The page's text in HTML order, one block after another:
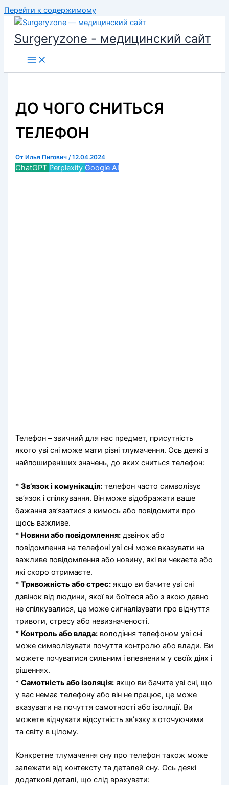
Перейти к содержимому
Surgeryzone - медицинский сайт
ДО ЧОГО СНИТЬСЯ
ТЕЛЕФОН
От Илья Пигович/12.04.2024
ChatGPT Perplexity Google AI
Телефон – звичний для нас предмет, присутність
якого уві сні може мати різні тлумачення. Ось деякі з
найпоширеніших значень, до яких сниться телефон:
*Зв’язок і комунікація: телефон часто символізує
зв’язок і спілкування. Він може відображати ваше
бажання зв’язатися з кимось або повідомити про
щось важливе.
* Новини або повідомлення: дзвінок або
повідомлення на телефоні уві сні може вказувати на
важливе повідомлення або новину, які ви чекаєте або
які скоро отримаєте.
*Тривожність або стрес: якщо ви бачите уві сні
дзвінок від людини, якої ви боїтеся або з якою давно
не спілкувалися, це може сигналізувати про відчуття
тривоги, стресу або невизначеності.
* Контроль або влада: володіння телефоном уві сні
може символізувати почуття контролю або влади. Ви
можете почуватися сильним і впевненим у своїх діях і
рішеннях.
*Самотність або ізоляція: якщо ви бачите уві сні, що
у вас немає телефону або він не працює, це може
вказувати на почуття самотності або ізоляції. Ви
можете відчувати відсутність зв’язку з оточуючими
та світу в цілому.
Конкретне тлумачення сну про телефон також може
залежати від контексту та деталей сну. Ось деякі
додаткові деталі, що слід врахувати: